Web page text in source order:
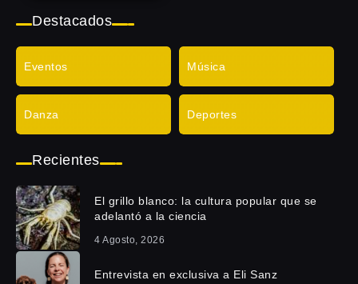
Destacados
Eventos Música
Danza Deportes
Recientes
El grillo blanco: la cultura popular que se
adelantó a la ciencia
4 Agosto, 2026
Entrevista en exclusiva a Eli Sanz